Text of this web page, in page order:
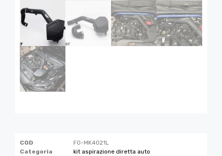
COD
FO-MK4021L
Categoria
kit aspirazione diretta auto